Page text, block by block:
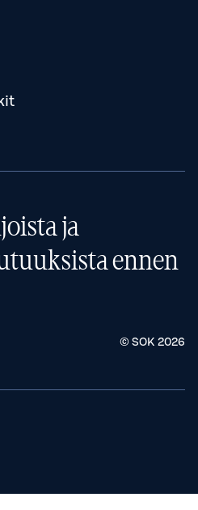
ja
ennen
© SOK 2026